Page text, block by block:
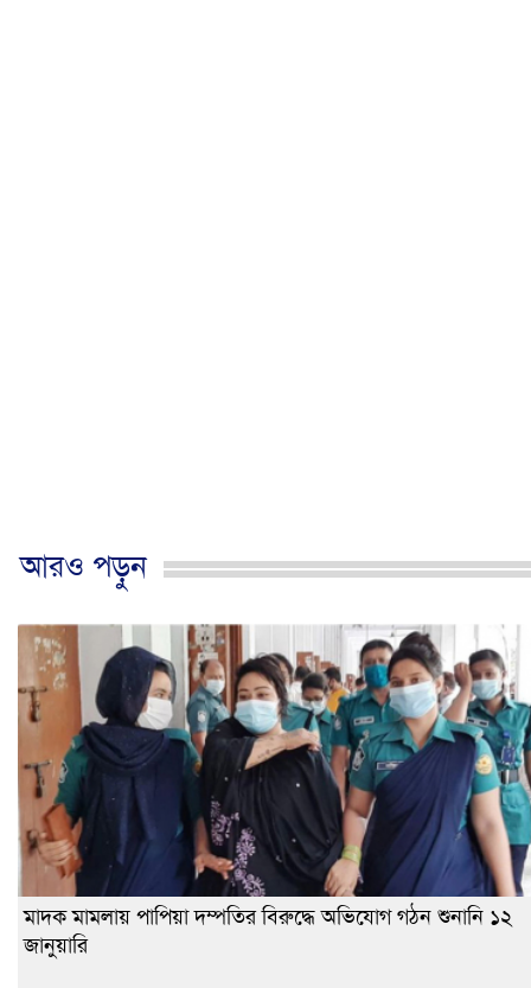
আরও পড়ুন
মাদক মামলায় পাপিয়া দম্পতির বিরুদ্ধে অভিযোগ গঠন শুনানি ১২
জানুয়ারি